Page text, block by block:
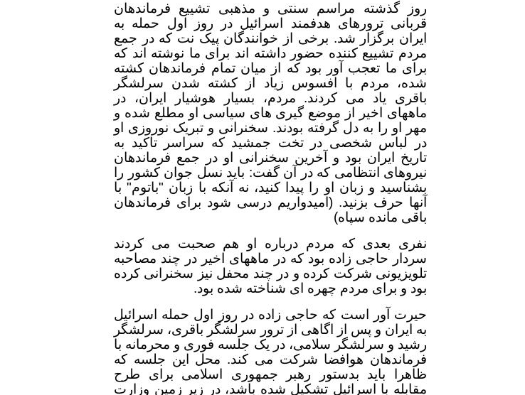
روز گذشته مراسم سنتی و مذهبی تشییع فرماندهان
قربانی ترورهای هدفمند اسرائیل در روز اول حمله به
ایران برگزار شد. برخی از خوانندگان پیک نت که در جمع
مردم تشییع کننده حضور داشته اند برای ما نوشته اند که
برای ما تعجب آور بود که از میان تمام فرماندهان کشته
شده، مردم با افسوس زیاد از کشته شدن سرلشگر
باقری یاد می کردند. مردم، بسیار هوشیار ایران، در
ماههای اخیر از موضع گیری های سیاسی او مطلع شده و
مهر او را به دل گرفته بودند. سخنرانی و تبریک نوروزی او
در لباس شخصی در تخت جمشید که سراسر تاکید به
تاریخ ایران بود و آخرین سخنرانی او در جمع فرماندهان
نیروهای انتظامی که در آن گفت: باید نسل جوان کشور را
بشناسید و زبان او را پیدا کنید، نه آنکه با زبان "باتوم" با
آنها حرف بزنید. (امیدواریم درسی شود برای فرماندهان
باقی مانده سپاه)
نفری بعدی که مردم درباره او هم صحبت می کردند
سردار حاجی زاده بود که در ماههای اخیر در چند مصاحبه
تلویزیونی شرکت کرده و در چند محفل نیز سخنرانی کرده
بود و برای مردم چهره ای شناخته شده بود.
حیرت آور است که حاجی زاده در روز اول حمله اسرائیل
به ایران و پس از اگاهی از ترور سرلشگر باقری، سرلشگر
رشید و سرلشگر سلامی، در یک جلسه فوری و محرمانه با
فرماندهان هوافضا شرکت می کند. محل این جلسه که
ظاهرا باید بدستور رهبر جمهوری اسلامی برای طرح
مقابله با اسرائیل تشکیل شده باشد، در زیر زمین وزارت